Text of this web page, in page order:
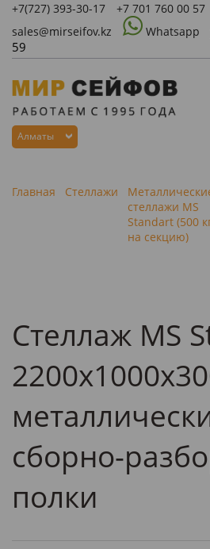
+7(727) 393-30-17 +7 701 760 00 57
sales@mirseifov.kz
Whatsapp
59
Алматы
Главная Стеллажи
стеллажи MS
Standart (500
на секцию)
Стеллаж MS
сборно-
полки